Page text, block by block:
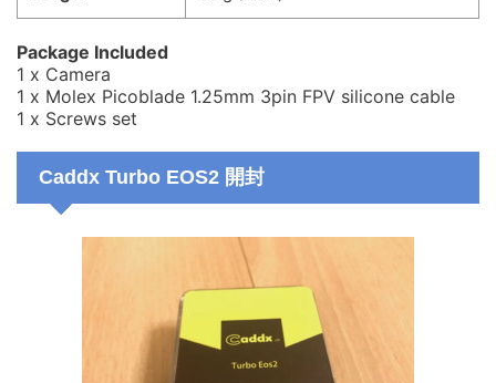
Package Included
1 x Camera
1 x Molex Picoblade 1.25mm 3pin FPV silicone cable
1 x Screws set
Caddx Turbo EOS2 開封